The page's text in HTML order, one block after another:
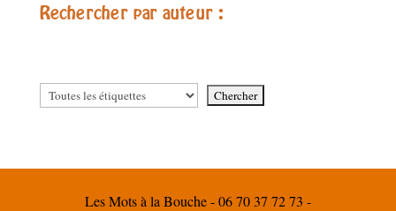
Rechercher par auteur :
Les Mots à la Bouche - 06 70 37 72 73 -